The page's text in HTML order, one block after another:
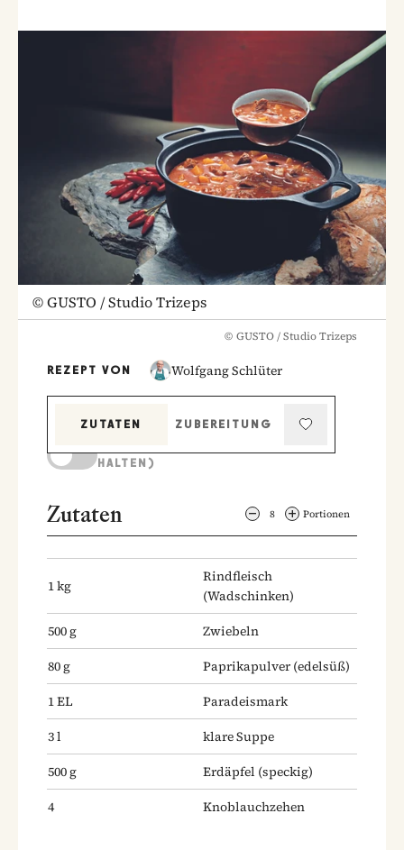
©GUSTO / Studio Trizeps
© GUSTO / Studio Trizeps
REZEPT VON Wolfgang Schlüter
ZUTATEN
ZUBEREITUNG
HALTEN)
Zutaten 8 Portionen
1kg
Rindfleisch
(Wadschinken)
500g
Zwiebeln
80g Paprikapulver (edelsüß)
1EL
Paradeismark
3l
klare Suppe
500g Erdäpfel (speckig)
4
Knoblauchzehen